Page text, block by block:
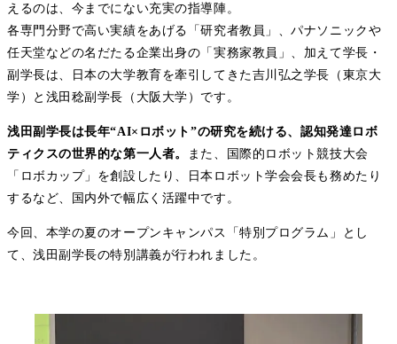
えるのは、今までにない充実の指導陣。
各専門分野で高い実績をあげる「研究者教員」、パナソニックや
任天堂などの名だたる企業出身の「実務家教員」、加えて学長・
副学長は、日本の大学教育を牽引してきた吉川弘之学長（東京大
学）と浅田稔副学長（大阪大学）です。
浅田副学長は長年“AI×ロボット”の研究を続ける、認知発達ロボ
ティクスの世界的な第一人者。
また、国際的ロボット競技大会
「ロボカップ」を創設したり、日本ロボット学会会長も務めたり
するなど、国内外で幅広く活躍中です。
今回、本学の夏のオープンキャンパス「特別プログラム」とし
て、浅田副学長の特別講義が行われました。